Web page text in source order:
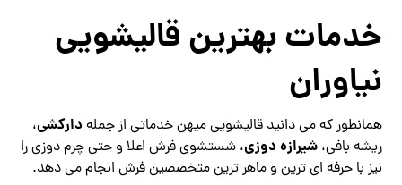
خدمات بهترین قالیشویی
نیاوران
همانطور که می دانید قالیشویی میهن خدماتی از جمله دارکشی،
ریشه بافی،شیرازه دوزی، شستشوی فرش اعلا و حتی چرم دوزی را
نیز با حرفه ای ترین و ماهر ترین متخصصین فرش انجام می دهد.